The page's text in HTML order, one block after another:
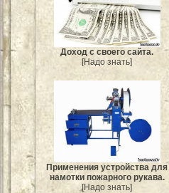
Доход с своего сайта.
[Надо знать]
Применения устройства для
намотки пожарного рукава.
[Надо знать]